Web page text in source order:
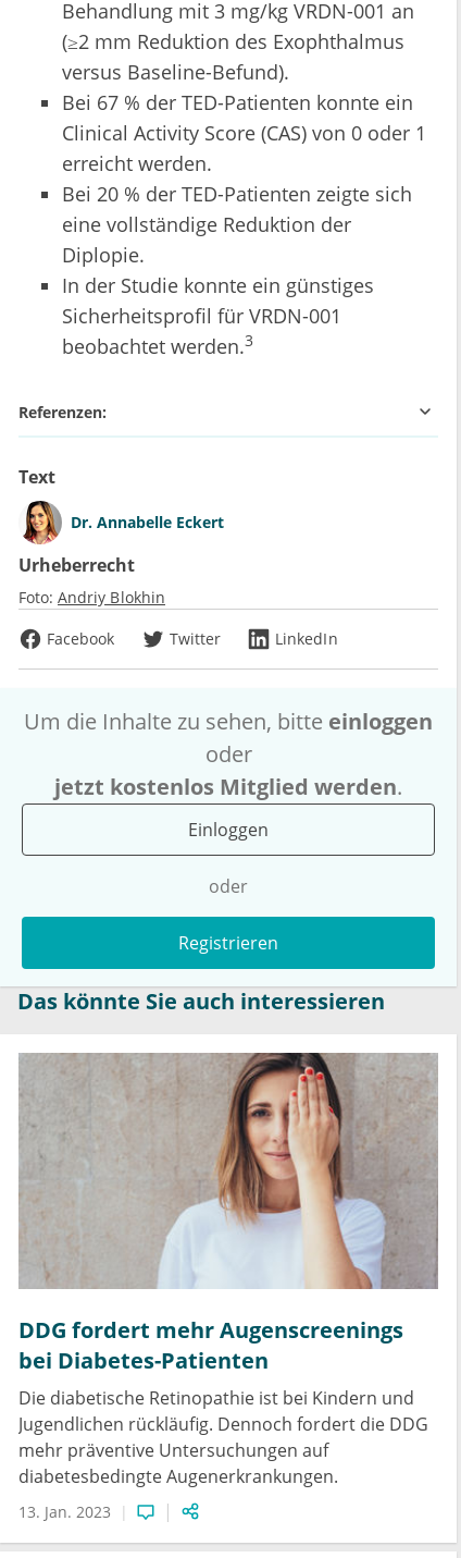
Behandlung mit 3 mg/kg VRDN-001 an
(≥2 mm Reduktion des Exophthalmus
versus Baseline-Befund).
Bei 67 % der TED-Patienten konnte ein
Clinical Activity Score (CAS) von 0 oder 1
erreicht werden.
Bei 20 % der TED-Patienten zeigte sich
eine vollständige Reduktion der
Diplopie.
In der Studie konnte ein günstiges
Sicherheitsprofil für VRDN-001
beobachtet werden.3
Referenzen:
Text
Dr. Annabelle Eckert
Urheberrecht
Foto: Andriy Blokhin
Facebook
Twitter LinkedIn
Um die Inhalte zu sehen, bitte einloggen
oder
jetzt kostenlos Mitglied werden.
Einloggen
oder
Registrieren
Das könnte Sie auch interessieren
DDG fordert mehr Augenscreenings
bei Diabetes-Patienten
Die diabetische Retinopathie ist bei Kindern und
Jugendlichen rückläufig. Dennoch fordert die DDG
mehr präventive Untersuchungen auf
diabetesbedingte Augenerkrankungen.
13. Jan. 2023